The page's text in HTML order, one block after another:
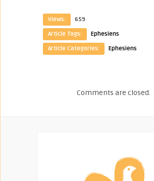
Views:
659
Article Tags:
Ephesiens
Article Categories:
Ephesiens
Comments are closed.